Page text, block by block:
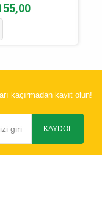
Mavi 118 x
Cm
kaçırmadan kayıt olun!
KAYDOL